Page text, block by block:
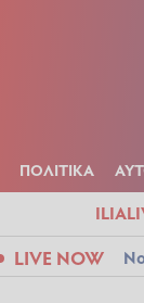
ΠΟΛΙΤΙΚΑ
LIVE NOW